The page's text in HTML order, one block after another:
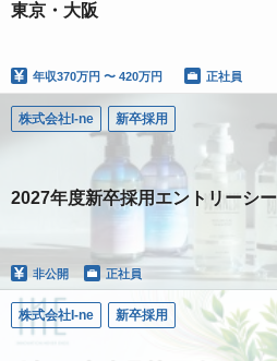
東京・大阪
年収370万円 〜 420万円 正社員
株式会社I-ne 新卒採用
2027年度新卒採用エントリーシー
非公開 正社員
株式会社I-ne 新卒採用